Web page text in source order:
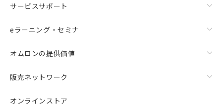
サービスサポート
eラーニング・セミナ
オムロンの提供価値
販売ネットワーク
オンラインストア